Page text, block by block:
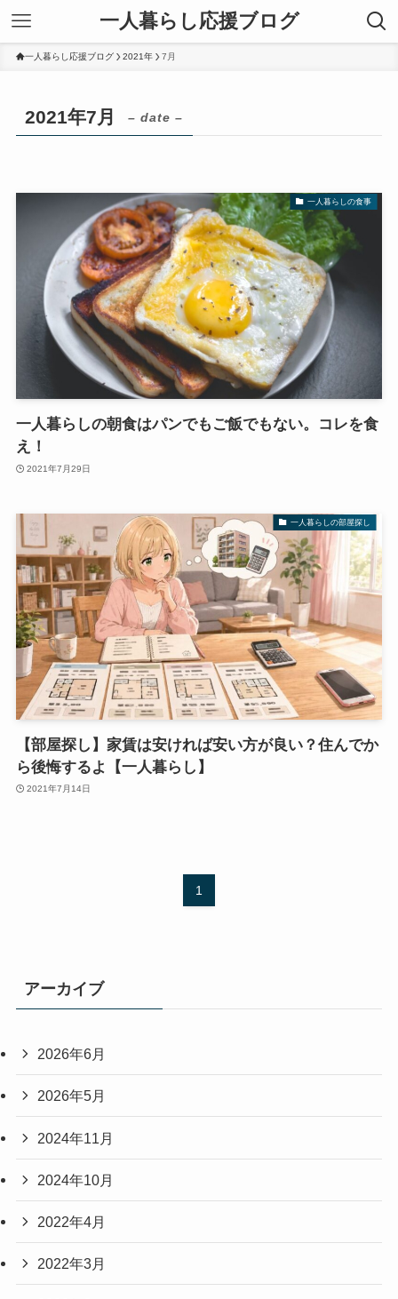
一人暮らし応援ブログ
一人暮らし応援ブログ 2021年 7月
2021年7月 – date –
一人暮らしの食事
一人暮らしの朝食はパンでもご飯でもない。コレを食
え！
2021年7月29日
一人暮らしの部屋探し
【部屋探し】家賃は安ければ安い方が良い？住んでか
ら後悔するよ【一人暮らし】
2021年7月14日
1
アーカイブ
2026年6月
2026年5月
2024年11月
2024年10月
2022年4月
2022年3月